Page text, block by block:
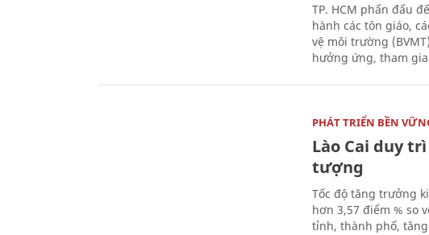
TP. HCM phấn đấu
hành các tôn giáo,
vệ môi trường
hưởng ứng, tham gia
PHÁT TRIỂN BỀN
Lào Cai duy
tượng
Tốc độ tăng trưởng
hơn 3,57 điểm % so
tỉnh, thành phố, tăng